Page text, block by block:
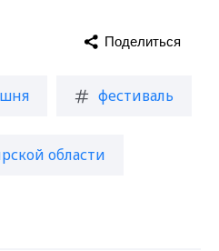
фестиваль
области
Поделиться